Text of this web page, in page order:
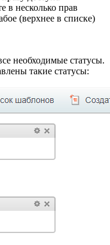
в несколько прав
(верхнее в списке)
необходимые статусы.
такие статусы: